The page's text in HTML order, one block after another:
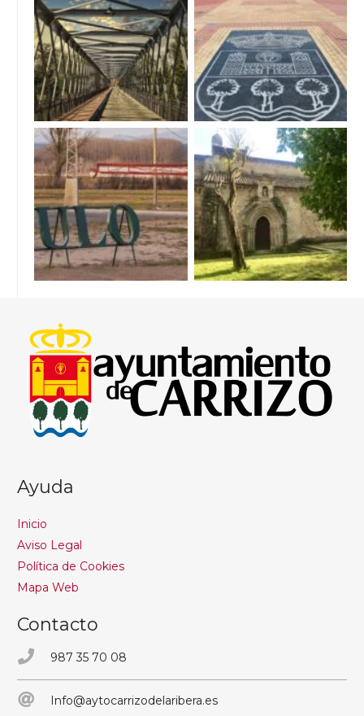
Ayuda
Inicio
Aviso Legal
Política de Cookies
Mapa Web
Contacto
987 35 70 08
Info@aytocarrizodelaribera.es